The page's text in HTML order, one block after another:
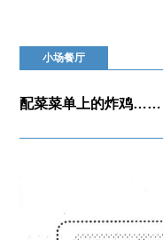
小场餐厅
配菜菜单上的炸鸡……